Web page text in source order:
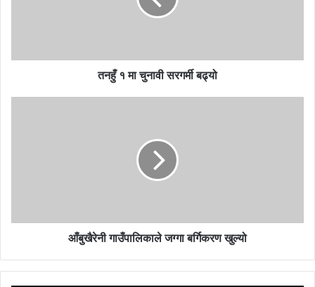
तनहुँ १ मा चुनावी सरगर्मी बढ्यो
आँबुखैरेनी गाउँपालिकाले जग्गा बर्गिकरण खुल्यो